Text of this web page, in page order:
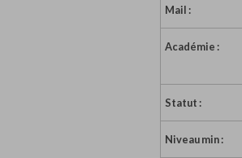
Mail :
Académie :
Statut :
Niveau min :